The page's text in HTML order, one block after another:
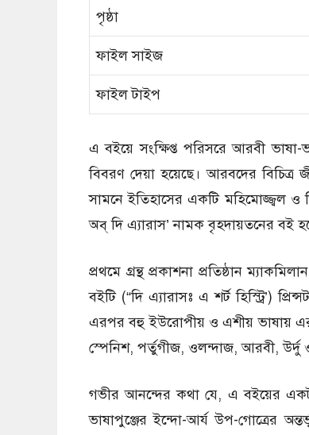
পৃষ্ঠা
ফাইল সাইজ
ফাইল টাইপ
এ বইয়ে সংক্ষিপ্ত পরিসরে আরবী
বিবরণ দেয়া হয়েছে। আরবদের বিচিত্র
সামনে ইতিহাসের একটি মহিমোজ্জ্বল ও
অব্ দি এ্যারাস’ নামক বৃহদায়তনের বই
প্রথমে গ্রন্থ প্রকাশনা প্রতিষ্ঠান
বইটি (“দি এ্যারাসঃ এ শর্ট হিস্ট্রি’)
এরপর বহু ইউরোপীয় ও এশীয় ভাষায়
স্পেনিশ, পর্তুগীজ, ওলন্দাজ, আরবী, উর্দু
গভীর আনন্দের কথা যে, এ বইয়ের
ভাষাপুঞ্জের ইন্দো-আর্য উপ-গোত্রের